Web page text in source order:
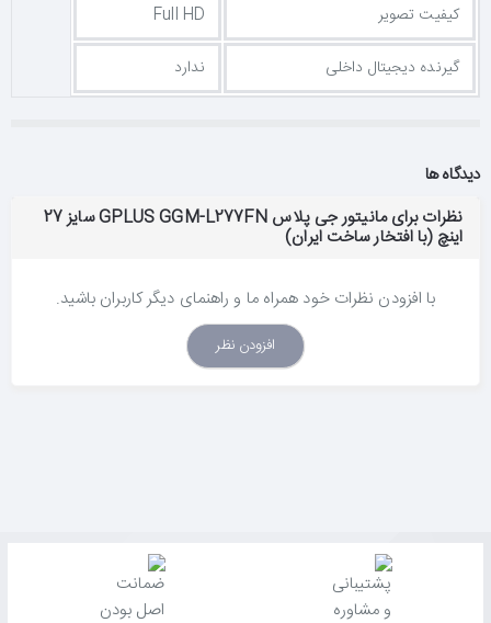
کیفیت تصویر
Full HD
گیرنده دیجیتال داخلی
ندارد
دیدگاه ها
نظرات برای مانیتور جی پلاس GPLUS GGM-L277FN سایز 27
اینچ (با افتخار ساخت ایران)
با افزودن نظرات خود همراه ما و راهنمای دیگر کاربران باشید.
افزودن نظر